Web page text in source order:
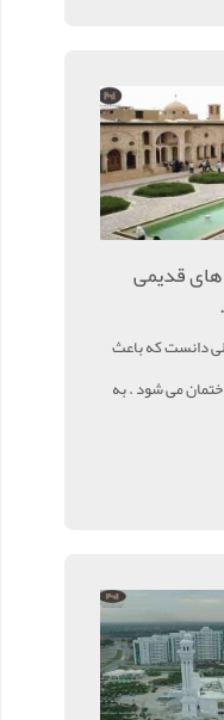
های قدیمی
دانست که باعث
می شود . به